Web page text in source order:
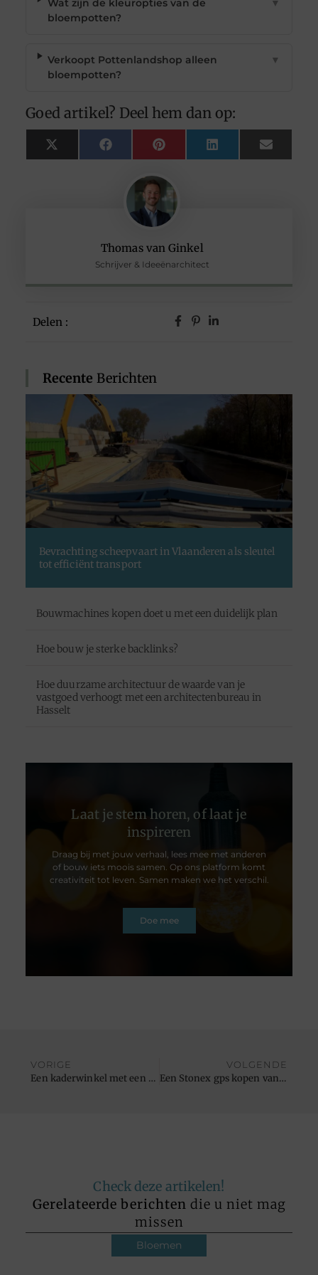
Thomas van Ginkel
Schrijver & Ideeënarchitect
Delen :
Recente Berichten
Bevrachting scheepvaart in Vlaanderen als sleutel
tot efficiënt transport
Bouwmachines kopen doet u met een duidelijk plan
Hoe bouw je sterke backlinks?
Hoe duurzame architectuur de waarde van je
vastgoed verhoogt met een architectenbureau in
Hasselt
Laat je stem horen, of laat je
inspireren
Draag bij met jouw verhaal, lees mee met anderen
of bouw iets moois samen. Op ons platform komt
creativiteit tot leven. Samen maken we het verschil.
Doe mee
Wat zijn de kleuropties van de
bloempotten?
▼
Verkoopt Pottenlandshop alleen
bloempotten?
▼
Goed artikel? Deel hem dan op:
X
(Twitter)
FacebookPinterest LinkedIn Email
VORIGE
Een kaderwinkel met een ruim aanbod
VOLGENDE
Een Stonex gps kopen van de beste kwaliteit
Check deze artikelen!
Gerelateerde berichten die u niet mag
missen
Bloemen